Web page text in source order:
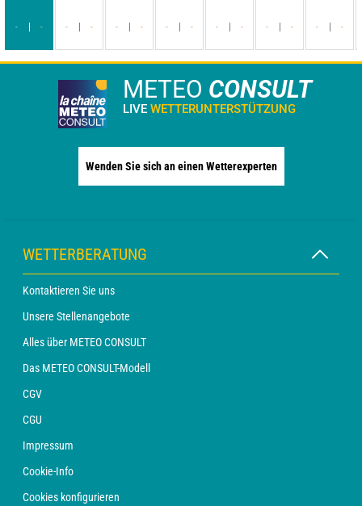
- - - - - - - - - - - - - -
METEO CONSULT
LIVE WETTERUNTERSTÜTZUNG
Wenden Sie sich an einen Wetterexperten
WETTERBERATUNG
Kontaktieren Sie uns
Unsere Stellenangebote
Alles über METEO CONSULT
Das METEO CONSULT-Modell
CGV
CGU
Impressum
Cookie-Info
Cookies konfigurieren